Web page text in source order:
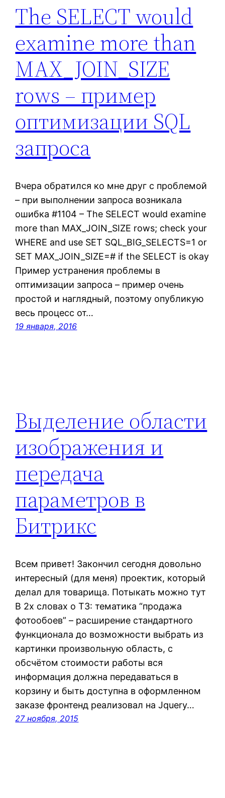
The SELECT would
examine more than
MAX_JOIN_SIZE
rows – пример
оптимизации SQL
запроса
Вчера обратился ко мне друг с проблемой
– при выполнении запроса возникала
ошибка #1104 – The SELECT would examine
more than MAX_JOIN_SIZE rows; check your
WHERE and use SET SQL_BIG_SELECTS=1 or
SET MAX_JOIN_SIZE=# if the SELECT is okay
Пример устранения проблемы в
оптимизации запроса – пример очень
простой и наглядный, поэтому опубликую
весь процесс от…
19 января, 2016
Выделение области
изображения и
передача
параметров в
Битрикс
Всем привет! Закончил сегодня довольно
интересный (для меня) проектик, который
делал для товарища. Потыкать можно тут
В 2х словах о ТЗ: тематика “продажа
фотообоев” – расширение стандартного
функционала до возможности выбрать из
картинки произвольную область, с
обсчётом стоимости работы вся
информация должна передаваться в
корзину и быть доступна в оформленном
заказе фронтенд реализовал на Jquery…
27 ноября, 2015